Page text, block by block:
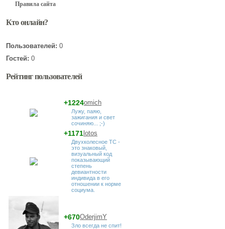
Правила сайта
Кто онлайн?
Пользователей: 0
Гостей: 0
Рейтинг пользователей
omich
+1224
Лужу, паяю,
зажигания и свет
сочиняю... ;-)
lotos
+1171
Двухколесное ТС -
это знаковый,
визуальный код
показывающий
степень
девиантности
индивида в его
отношении к норме
социума.
OderjimY
+670
Зло всегда не спит!